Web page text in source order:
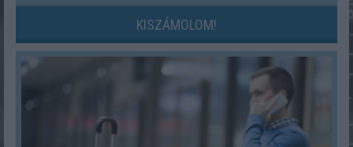
KISZÁMOLOM!